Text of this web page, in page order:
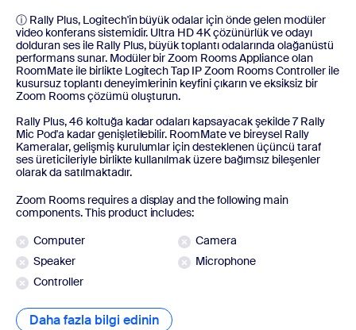
ⓘ Rally Plus, Logitech'in büyük odalar için önde gelen modüler
video konferans sistemidir. Ultra HD 4K çözünürlük ve odayı
dolduran ses ile Rally Plus, büyük toplantı odalarında olağanüstü
performans sunar. Modüler bir Zoom Rooms Appliance olan
RoomMate ile birlikte Logitech Tap IP Zoom Rooms Controller ile
kusursuz toplantı deneyimlerinin keyfini çıkarın ve eksiksiz bir
Zoom Rooms çözümü oluşturun.
Rally Plus, 46 koltuğa kadar odaları kapsayacak şekilde 7 Rally
Mic Pod'a kadar genişletilebilir. RoomMate ve bireysel Rally
Kameralar, gelişmiş kurulumlar için desteklenen üçüncü taraf
ses üreticileriyle birlikte kullanılmak üzere bağımsız bileşenler
olarak da satılmaktadır.
Zoom Rooms requires a display and the following main
components. This product includes:
Computer
Camera
Speaker
Microphone
Controller
Daha fazla bilgi edinin Daha fazla bilgi edinin